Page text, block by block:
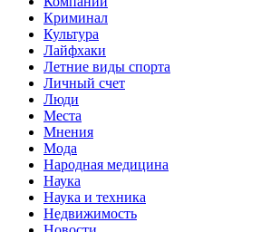
Криминал
Культура
Лайфхаки
Летние виды спорта
Личный счет
Люди
Места
Мнения
Мода
Народная медицина
Наука
Наука и техника
Недвижимость